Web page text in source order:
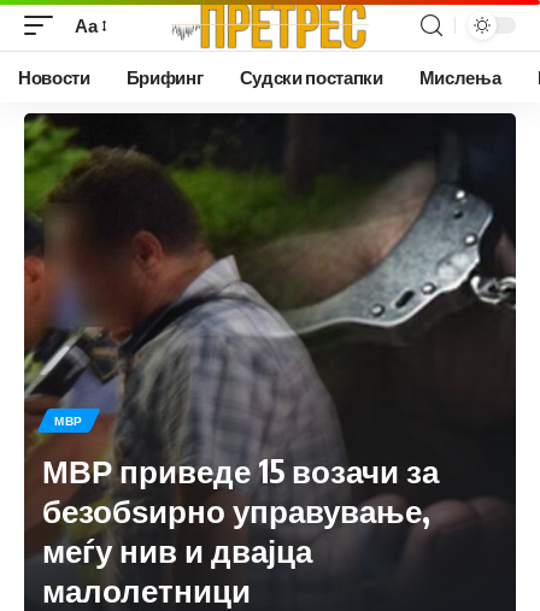
Аа
Новости Брифинг Судски постапки Мислења
МВР
МВР приведе 15 возачи за
безобѕирно управување,
меѓу нив и двајца
малолетници